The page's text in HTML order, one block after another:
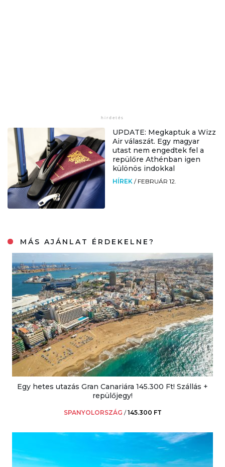
UPDATE: Megkaptuk a Wizz
Air válaszát. Egy magyar
utast nem engedtek fel a
repülőre Athénban igen
különös indokkal
HÍREK / FEBRUÁR 12.
MÁS AJÁNLAT ÉRDEKELNE?
Egy hetes utazás Gran Canariára 145.300 Ft! Szállás +
repülőjegy!
SPANYOLORSZÁG /145.300 FT